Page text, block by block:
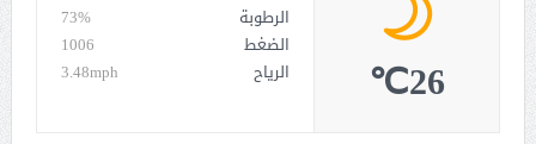
الرطوبة
73%
الضغط
1006
الرياح
3.48mph 26℃